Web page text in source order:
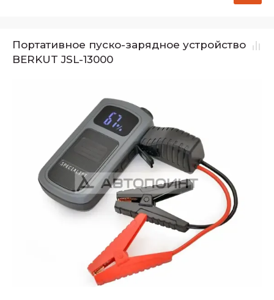
Портативное пуско-зарядное устройство
BERKUT JSL-13000